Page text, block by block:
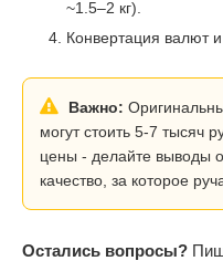
~1.5–2 кг).
Конвертация валют и
Важно:
могут стоить 5-7 тысяч
цены - делайте выводы
качество, за которое
Остались вопросы?